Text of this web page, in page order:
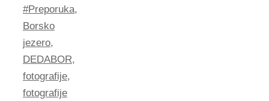
#Preporuka,
Borsko
jezero,
DEDABOR,
fotografije,
fotografije